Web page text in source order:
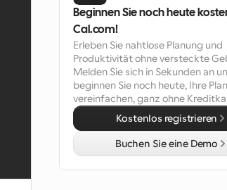
Beginnen Sie noch heute
Cal.com!
Erleben Sie nahtlose Planung und
Produktivität ohne versteckte
Melden Sie sich in Sekunden an
beginnen Sie noch heute, Ihre
vereinfachen, ganz ohne
Kostenlos registrieren
Buchen Sie eine Demo